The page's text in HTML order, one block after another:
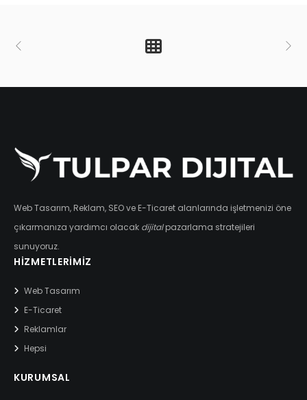
Web Tasarım, Reklam, SEO ve E-Ticaret alanlarında işletmenizi öne
çıkarmanıza yardımcı olacak dijitalpazarlama stratejileri
sunuyoruz.
HIZMETLERIMIZ
Web Tasarım
E-Ticaret
Reklamlar
Hepsi
KURUMSAL